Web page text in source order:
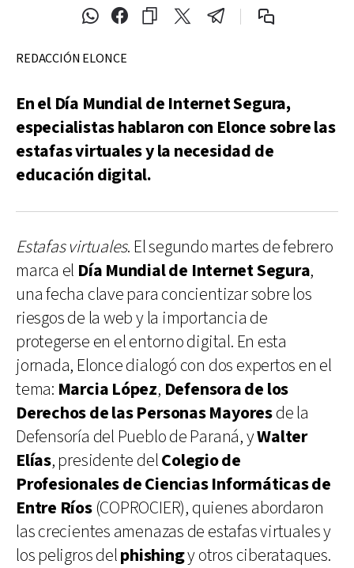
REDACCIÓN ELONCE
En el Día Mundial de Internet Segura,
especialistas hablaron con Elonce sobre las
estafas virtuales y la necesidad de
educación digital.
Estafas virtuales. El segundo martes de febrero
marca el Día Mundial de Internet Segura,
una fecha clave para concientizar sobre los
riesgos de la web y la importancia de
protegerse en el entorno digital. En esta
jornada, Elonce dialogó con dos expertos en el
tema: Marcia López, Defensora de los
Derechos de las Personas Mayoresde la
Defensoría del Pueblo de Paraná, yWalter
Elías, presidente delColegio de
Profesionales de Ciencias Informáticas de
Entre Ríos(COPROCIER), quienes abordaron
las crecientes amenazas de estafas virtuales y
los peligros delphishingy otros ciberataques.